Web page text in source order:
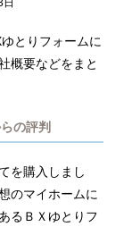
とりフォームに
概要などをまと
の評判
を購入しまし
のマイホームに
るＢＸゆとりフ